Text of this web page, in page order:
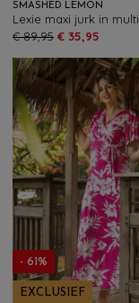
SMASHED LEMON
Lexie maxi jurk in multi
€ 89,95 € 35,95
- 61%
EXCLUSIEF